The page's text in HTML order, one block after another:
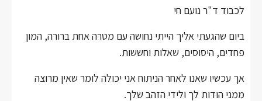
לכבוד ד"ר נועם חי
ביום שהגעתי אליך הייתי נחושה עם מטרה אחת ברורה, המון
פחדים, היסוסים, שאלות וחששות.
אך עכשיו שאנו לאחר הניתוח אני יכולה לומר שאין מרוצה
ממני הודות לך ולידי הזהב שלך.